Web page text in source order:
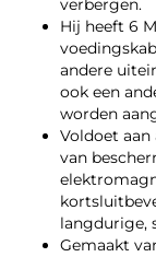
verbergen.
Hij heeft 6
andere
ook een
worden
Voldoet
van
langdurige,
Gemaakt